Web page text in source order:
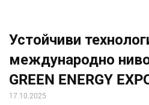
Устойчиви
международно
GREEN ENERGY
17.10.2025